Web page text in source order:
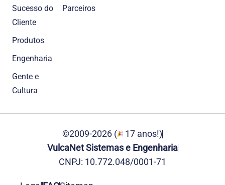
Sucesso do
Cliente
Produtos
Engenharia
Gente e
Cultura
Parceiros
©2009-2026 (
17 anos!)
VulcaNet Sistemas e Engenharia
CNPJ: 10.772.048/0001-71